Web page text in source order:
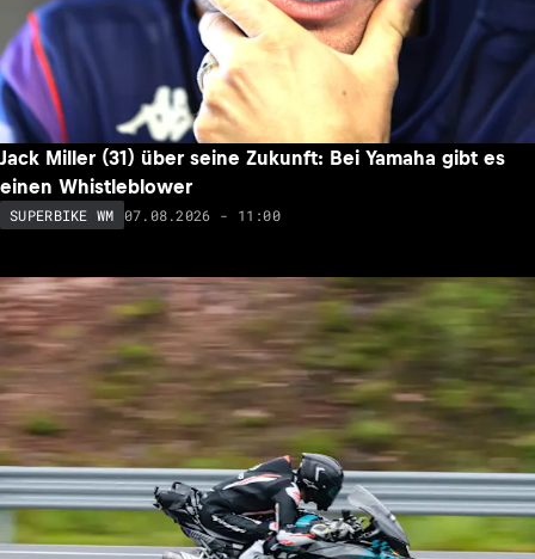
Jack Miller (31) über seine Zukunft: Bei Yamaha gibt es
einen Whistleblower
SUPERBIKE WM 07.08.2026 - 11:00